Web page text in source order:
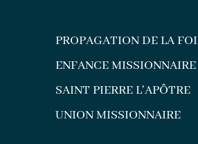
PROPAGATION DE LA FOI
ENFANCE MISSIONNAIRE
SAINT PIERRE L'APÔTRE
UNION MISSIONNAIRE